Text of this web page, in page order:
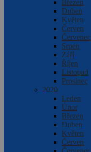
Březen
Duben
Květen
Červen
Červenec
Srpen
Září
Říjen
Listopad
Prosinec
2020
Leden
Únor
Březen
Duben
Květen
Červen